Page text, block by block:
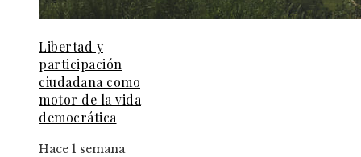
Libertad y
participación
ciudadana como
motor de la vida
democrática
Hace 1 semana